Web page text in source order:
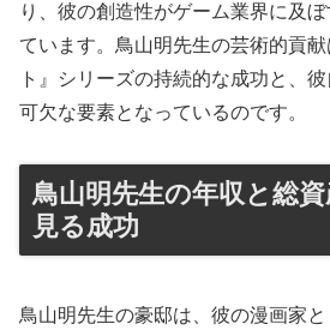
り、彼の創造性がゲーム業界に及
ています。鳥山明先生の芸術的貢
ト』シリーズの持続的な成功と、
可欠な要素となっているのです。
鳥山明先生の年収と総
見る成功
鳥山明先生の豪邸は、彼の漫画家